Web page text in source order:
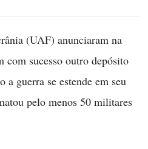
(UAF) anunciaram na
com sucesso outro depósito
a guerra se estende em seu
pelo menos 50 militares